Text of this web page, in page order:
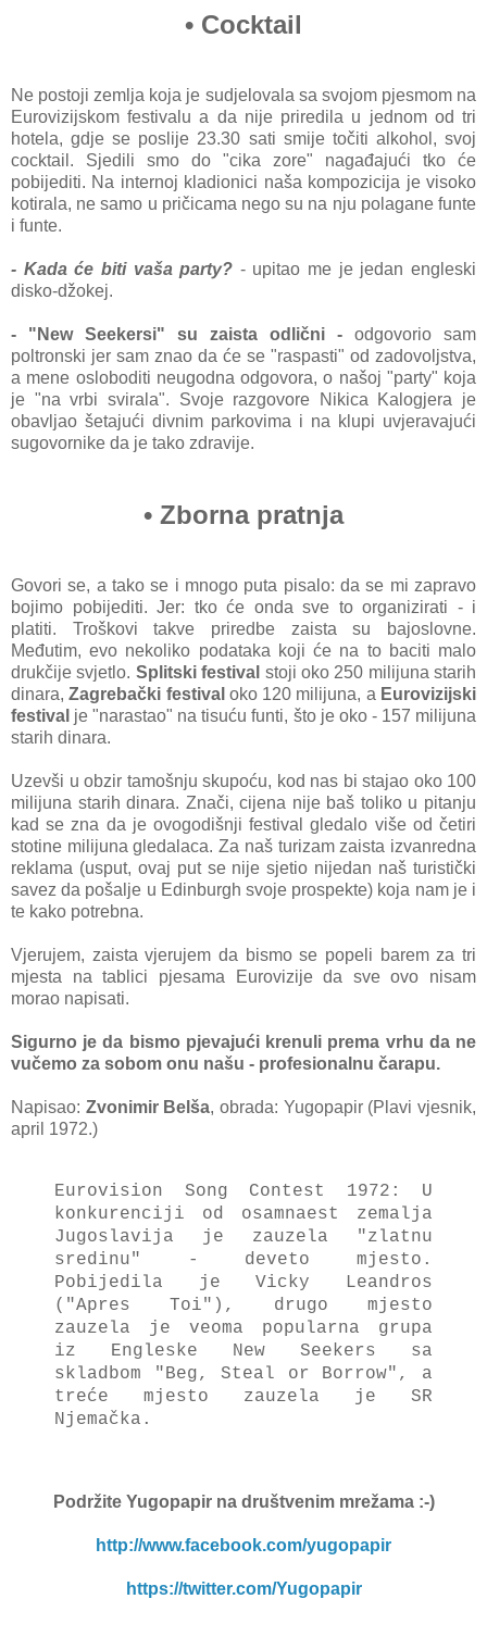
• Cocktail
Ne postoji zemlja koja je sudjelovala sa svojom pjesmom na
Eurovizijskom festivalu a da nije priredila u jednom od tri
hotela, gdje se poslije 23.30 sati smije točiti alkohol, svoj
cocktail. Sjedili smo do "cika zore" nagađajući tko će
pobijediti. Na internoj kladionici naša kompozicija je visoko
kotirala, ne samo u pričicama nego su na nju polagane funte
i funte.
- Kada će biti vaša party? - upitao me je jedan engleski
disko-džokej.
- "New Seekersi" su zaista odlični - odgovorio sam
poltronski jer sam znao da će se "raspasti" od zadovoljstva,
a mene osloboditi neugodna odgovora, o našoj "party" koja
je "na vrbi svirala". Svoje razgovore Nikica Kalogjera je
obavljao šetajući divnim parkovima i na klupi uvjeravajući
sugovornike da je tako zdravije.
• Zborna pratnja
Govori se, a tako se i mnogo puta pisalo: da se mi zapravo
bojimo pobijediti. Jer: tko će onda sve to organizirati - i
platiti. Troškovi takve priredbe zaista su bajoslovne.
Međutim, evo nekoliko podataka koji će na to baciti malo
drukčije svjetlo. Splitski festival stoji oko 250 milijuna starih
dinara,Zagrebački festival oko 120 milijuna, a Eurovizijski
festival je "narastao" na tisuću funti, što je oko - 157 milijuna
starih dinara.
Uzevši u obzir tamošnju skupoću, kod nas bi stajao oko 100
milijuna starih dinara. Znači, cijena nije baš toliko u pitanju
kad se zna da je ovogodišnji festival gledalo više od četiri
stotine milijuna gledalaca. Za naš turizam zaista izvanredna
reklama (usput, ovaj put se nije sjetio nijedan naš turistički
savez da pošalje u Edinburgh svoje prospekte) koja nam je i
te kako potrebna.
Vjerujem, zaista vjerujem da bismo se popeli barem za tri
mjesta na tablici pjesama Eurovizije da sve ovo nisam
morao napisati.
Sigurno je da bismo pjevajući krenuli prema vrhu da ne
vučemo za sobom onu našu - profesionalnu čarapu.
Napisao: Zvonimir Belša, obrada: Yugopapir (Plavi vjesnik,
april 1972.)
Eurovision Song Contest 1972: U
konkurenciji od osamnaest zemalja
Jugoslavija je zauzela "zlatnu
sredinu" - deveto mjesto.
Pobijedila je Vicky Leandros
("Apres Toi"), drugo mjesto
zauzela je veoma popularna grupa
iz Engleske New Seekers sa
skladbom "Beg, Steal or Borrow", a
treće mjesto zauzela je SR
Njemačka.
Podržite Yugopapirna društvenim mrežama :-)
http://www.facebook.com/yugopapir
https://twitter.com/Yugopapir